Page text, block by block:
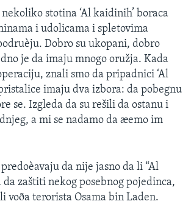
stotina ‘Al kaidinih’ boraca
i udolicama i spletovima
Dobro su ukopani, dobro
je da imaju mnogo oružja. Kada
znali smo da pripadnici ‘Al
imaju dva izbora: da pobegnu
se. Izgleda da su rešili da ostanu i
a mi se nadamo da æemo im
da nije jasno da li “Al
da zaštiti nekog posebnog pojedinca,
voða terorista Osama bin Laden.